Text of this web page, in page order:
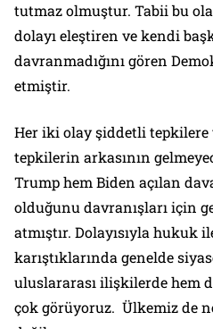
tutmaz olmuştur. Tabii bu
dolayı eleştiren ve kendi
davranmadığını gören
etmiştir.
Her iki olay şiddetli tepkilere
tepkilerin arkasının
Trump hem Biden açılan
olduğunu davranışları için
atmıştır. Dolayısıyla hukuk
karıştıklarında genelde
uluslararası ilişkilerde hem
çok görüyoruz. Ülkemiz de